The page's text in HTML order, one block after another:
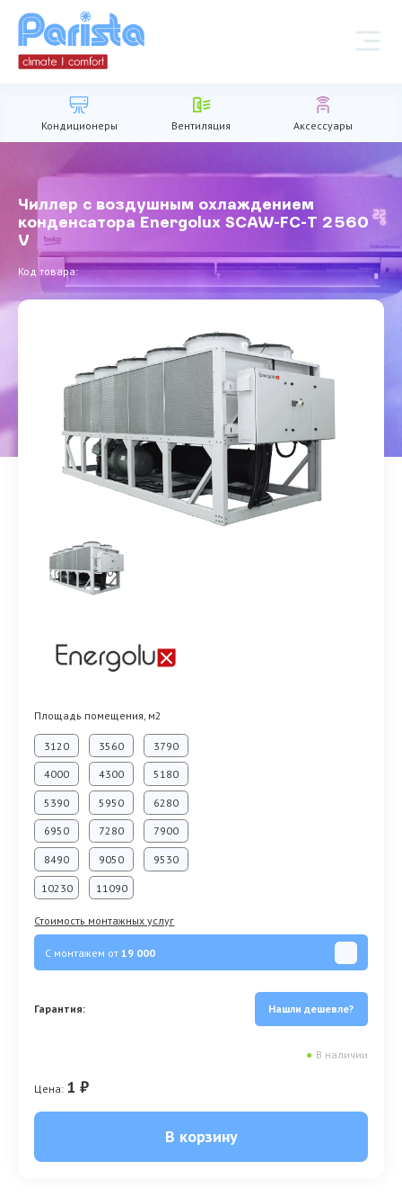
Кондиционеры Вентиляция Аксессуары
Чиллер с воздушным охлаждением
конденсатора Energolux SCAW-FC-T 2560
V
Код товара:
Площадь помещения, м2
3120 3560 3790
4000 4300 5180
5390 5950 6280
6950 7280 7900
8490 9050 9530
10230 11090
Стоимость монтажных услуг
С монтажем от19 000
Гарантия: Нашли дешевле?
● В наличии
Цена: 1 ₽
В корзину